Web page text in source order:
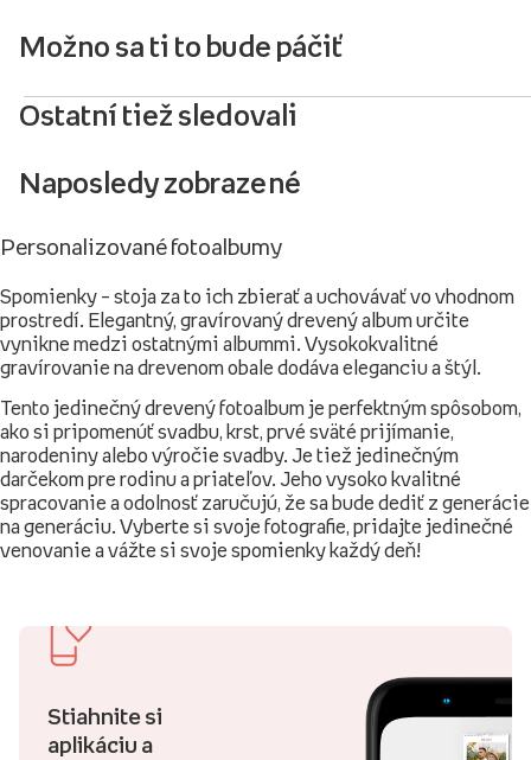
Možno sa ti to bude páčiť
Ostatní tiež sledovali
Naposledy zobrazené
Personalizované fotoalbumy
Spomienky – stoja za to ich zbierať a uchovávať vo vhodnom
prostredí. Elegantný, gravírovaný drevený album určite
vynikne medzi ostatnými albummi. Vysokokvalitné
gravírovanie na drevenom obale dodáva eleganciu a štýl.
Tento jedinečný drevený fotoalbum je perfektným spôsobom,
ako si pripomenúť svadbu, krst, prvé sväté prijímanie,
narodeniny alebo výročie svadby. Je tiež jedinečným
darčekom pre rodinu a priateľov. Jeho vysoko kvalitné
spracovanie a odolnosť zaručujú, že sa bude dediť z generácie
na generáciu. Vyberte si svoje fotografie, pridajte jedinečné
venovanie a vážte si svoje spomienky každý deň!
Stiahnite si
aplikáciu a